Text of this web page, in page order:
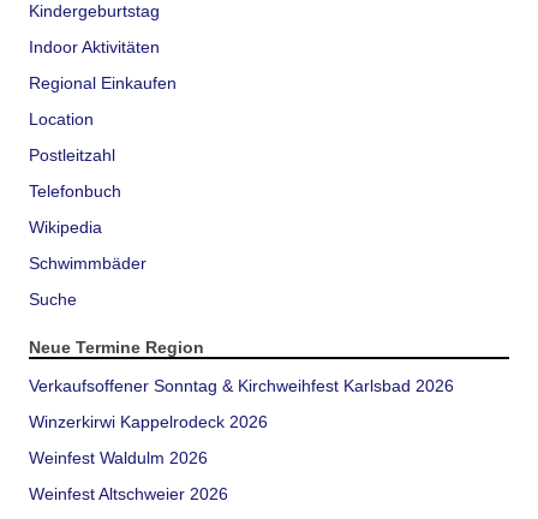
Kindergeburtstag
Indoor Aktivitäten
Regional Einkaufen
Location
Postleitzahl
Telefonbuch
Wikipedia
Schwimmbäder
Suche
Neue Termine Region
Verkaufsoffener Sonntag & Kirchweihfest Karlsbad 2026
Winzerkirwi Kappelrodeck 2026
Weinfest Waldulm 2026
Weinfest Altschweier 2026